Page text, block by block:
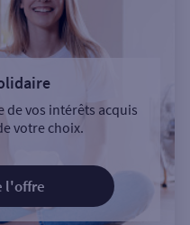
de vos intérêts acquis
votre choix.
l'offre